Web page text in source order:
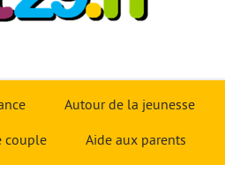
Autour de la jeunesse
couple Aide aux parents